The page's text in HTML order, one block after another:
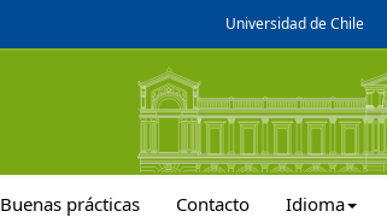
Universidad de Chile
Buenas prácticas Contacto Idioma